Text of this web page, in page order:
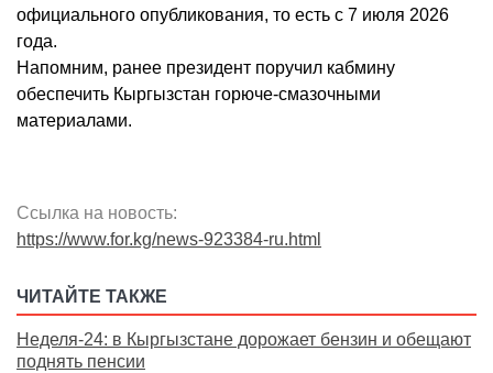
официального опубликования, то есть с 7 июля 2026
года.
Напомним, ранее президент поручил кабмину
обеспечить Кыргызстан горюче-смазочными
материалами.
Ссылка на новость:
https://www.for.kg/news-923384-ru.html
ЧИТАЙТЕ ТАКЖЕ
Неделя-24: в Кыргызстане дорожает бензин и обещают
поднять пенсии